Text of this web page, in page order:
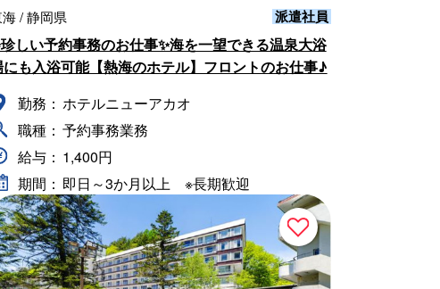
/ 静岡県 派遣社員
しい予約事務のお仕事✨海を一望できる温泉大浴
にも入浴可能【熱海のホテル】フロントのお仕事♪
勤務： ホテルニューアカオ
職種： 予約事務業務
給与： 1,400円
期間： 即日～3か月以上 ※長期歓迎